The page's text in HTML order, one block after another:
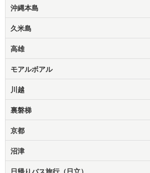
沖縄本島
久米島
高雄
モアルボアル
川越
裏磐梯
京都
沼津
日帰りバス旅行（日立）